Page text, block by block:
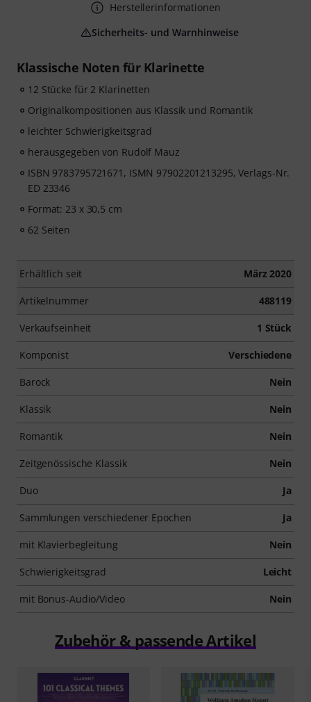
Klassische Noten für Klarinette
12 Stücke für 2 Klarinetten
Originalkompositionen aus Klassik und Romantik
leichter Schwierigkeitsgrad
herausgegeben von Rudolf Mauz
ISBN 9783795721671, ISMN 97902201213295, Verlags-Nr.
ED 23346
Format: 23 x 30,5 cm
62 Seiten
Erhältlich seit März 2020
Artikelnummer 488119
Verkaufseinheit 1 Stück
Komponist Verschiedene
Barock Nein
Klassik Nein
Romantik Nein
Zeitgenössische Klassik Nein
Duo Ja
Sammlungen verschiedener Epochen Ja
mit Klavierbegleitung Nein
Schwierigkeitsgrad Leicht
mit Bonus-Audio/Video Nein
Herstellerinformationen
Sicherheits- und Warnhinweise
Zubehör & passende Artikel